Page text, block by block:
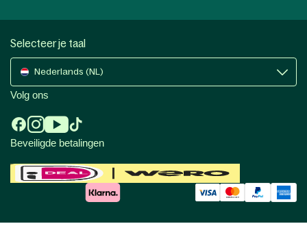
Selecteer je taal
Nederlands (NL)
Volg ons
Beveiligde betalingen